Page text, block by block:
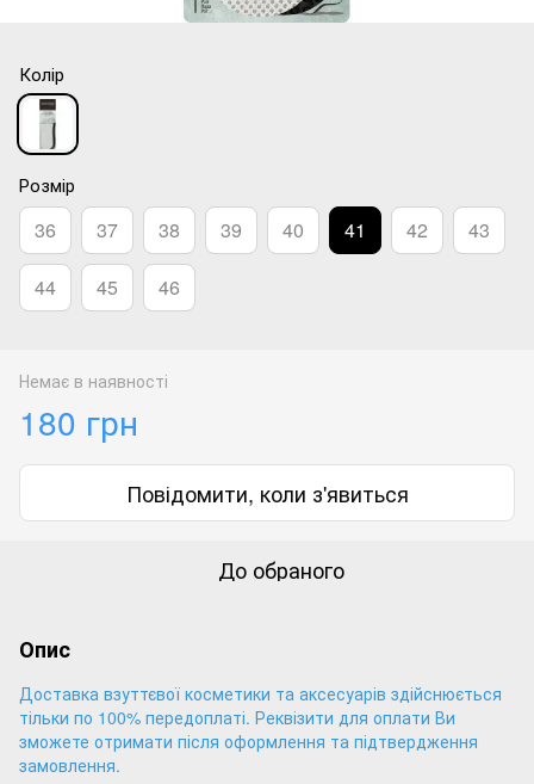
Колір
Розмір
36 37 38 39 40 41 42 43
44 45 46
Немає в наявності
180 грн
Повідомити, коли з'явиться
До обраного
Опис
Доставка взуттєвої косметики та аксесуарів здійснюється
тільки по 100% передоплаті. Реквізити для оплати Ви
зможете отримати після оформлення та підтвердження
замовлення.